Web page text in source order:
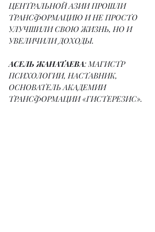
ЦЕНТРАЛЬНОЙ АЗИИ ПРОШЛИ
ТРАНСФОРМАЦИЮ И НЕ ПРОСТО
УЛУЧШИЛИ СВОЮ ЖИЗНЬ, НО И
УВЕЛИЧИЛИ ДОХОДЫ.
АСЕЛЬ ЖАНАТАЕВА: МАГИСТР
ПСИХОЛОГИИ, НАСТАВНИК,
ОСНОВАТЕЛЬ АКАДЕМИИ
ТРАНСФОРМАЦИИ «ГИСТЕРЕЗИС».